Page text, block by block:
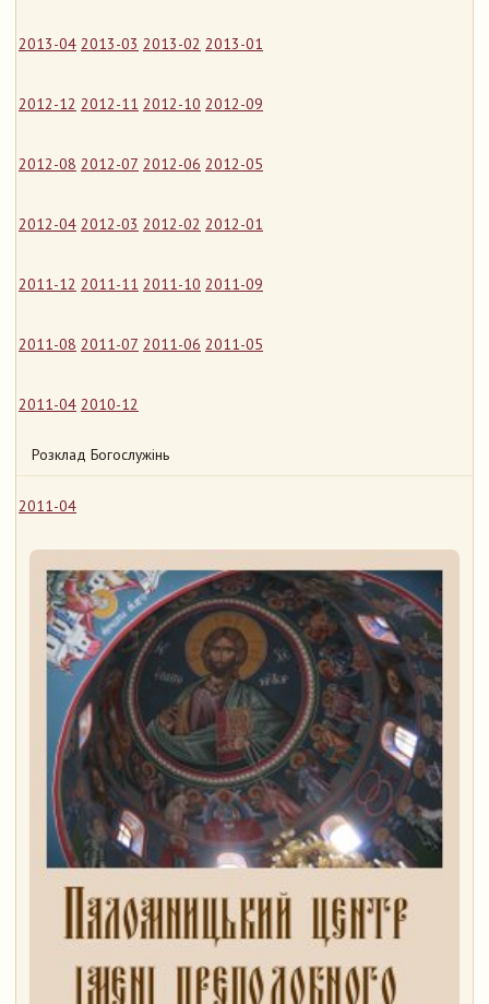
2013-04 2013-03 2013-02 2013-01
2012-12 2012-11 2012-10 2012-09
2012-08 2012-07 2012-06 2012-05
2012-04 2012-03 2012-02 2012-01
2011-12 2011-11 2011-10 2011-09
2011-08 2011-07 2011-06 2011-05
2011-04 2010-12
Розклад Богослужінь
2011-04